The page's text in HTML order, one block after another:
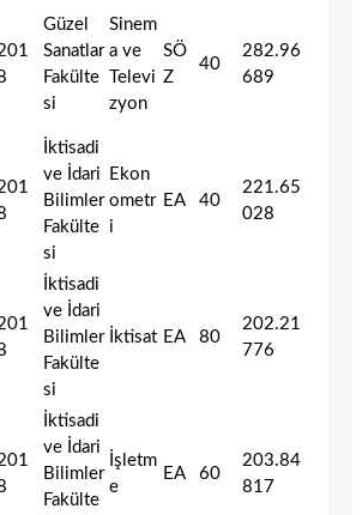
Güzel
Sanatlar
Fakülte
si
Sinem
a ve
Televi
zyon
SÖ
Z
40
282.96
689
İktisadi
ve İdari
Bilimler
Fakülte
si
Ekon
ometr
i
EA 40
221.65
028
İktisadi
ve İdari
Bilimler
Fakülte
si
İktisat EA 80
202.21
776
İktisadi
ve İdari
Bilimler
Fakülte
İşletm
e
EA 60
203.84
817